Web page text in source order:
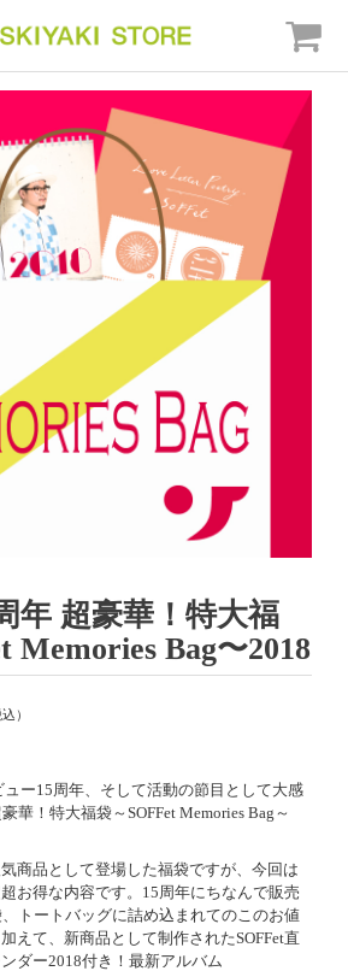
年 超豪華！特大福
Memories Bag〜2018
込）
ュー15周年、そして活動の節目として大感
華！特大福袋～SOFFet Memories Bag～
商品として登場した福袋ですが、今回は
お得な内容です。15周年にちなんで販売
トートバッグに詰め込まれてのこのお値
えて、新商品として制作されたSOFFet直
ダー2018付き！最新アルバム